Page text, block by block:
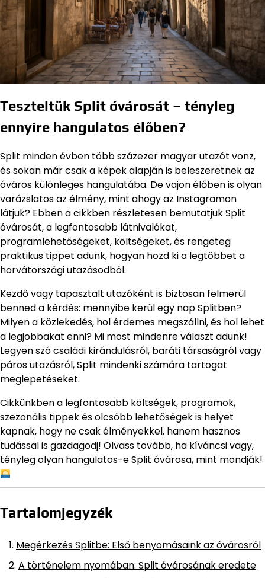
Teszteltük Split óvárosát – tényleg
ennyire hangulatos élőben?
Split minden évben több százezer magyar utazót vonz,
és sokan már csak a képek alapján is beleszeretnek az
óváros különleges hangulatába. De vajon élőben is olyan
varázslatos az élmény, mint ahogy az Instagramon
látjuk? Ebben a cikkben részletesen bemutatjuk Split
óvárosát, a legfontosabb látnivalókat,
programlehetőségeket, költségeket, és rengeteg
praktikus tippet adunk, hogyan hozd ki a legtöbbet a
horvátországi utazásodból.
Kezdő vagy tapasztalt utazóként is biztosan felmerül
benned a kérdés: mennyibe kerül egy nap Splitben?
Milyen a közlekedés, hol érdemes megszállni, és hol lehet
a legjobbakat enni? Mi most mindenre választ adunk!
Legyen szó családi kirándulásról, baráti társaságról vagy
páros utazásról, Split mindenki számára tartogat
meglepetéseket.
Cikkünkben a legfontosabb költségek, programok,
szezonális tippek és olcsóbb lehetőségek is helyet
kapnak, hogy ne csak élményekkel, hanem hasznos
tudással is gazdagodj! Olvass tovább, ha kíváncsi vagy,
tényleg olyan hangulatos-e Split óvárosa, mint mondják!
Tartalomjegyzék
Megérkezés Splitbe: Első benyomásaink az óvárosról
A történelem nyomában: Split óvárosának eredete